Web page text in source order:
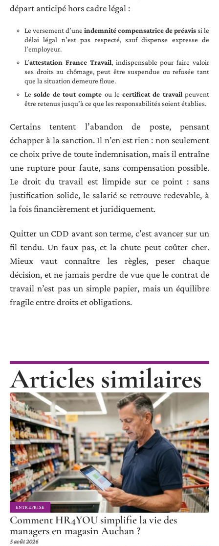
départ anticipé hors cadre légal :
Le versement d’une indemnité compensatrice de préavissi le
délai légal n’est pas respecté, sauf dispense expresse de
l’employeur.
L’attestation France Travail, indispensable pour faire valoir
ses droits au chômage, peut être suspendue ou refusée tant
que la situation demeure floue.
Lesolde de tout compte ou lecertificat de travailpeuvent
être retenus jusqu’à ce que les responsabilités soient établies.
Certains tentent l’abandon de poste, pensant
échapper à la sanction. Il n’en est rien : non seulement
ce choix prive de toute indemnisation, mais il entraîne
une rupture pour faute, sans compensation possible.
Le droit du travail est limpide sur ce point : sans
justification solide, le salarié se retrouve redevable, à
la fois financièrement et juridiquement.
Quitter un CDD avant son terme, c’est avancer sur un
fil tendu. Un faux pas, et la chute peut coûter cher.
Mieux vaut connaître les règles, peser chaque
décision, et ne jamais perdre de vue que le contrat de
travail n’est pas un simple papier, mais un équilibre
fragile entre droits et obligations.
Articles similaires
ENTREPRISE
Comment HR4YOU simplifie la vie des
managers en magasin Auchan ?
5 août 2026